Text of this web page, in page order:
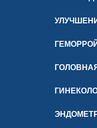
ГЕМОРРОЙ